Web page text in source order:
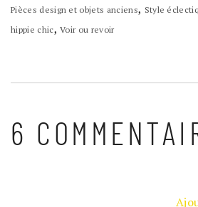
Pièces design et objets anciens, Style
hippie chic,Voir ou revoir
6